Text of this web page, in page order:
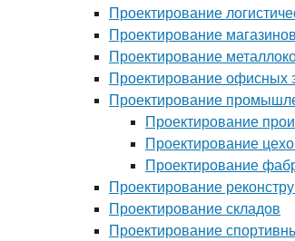
Проектирование
Проектирование магазинов
Проектирование
Проектирование офисных
Проектирование
Проектирование
Проектирование
Проектирование
Проектирование
Проектирование складов
Проектирование